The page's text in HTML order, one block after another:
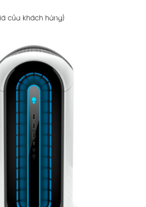
của khách hàng)